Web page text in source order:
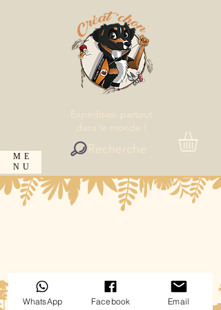
Expédition partout
ME
NU
Recherche
WhatsApp Facebook Email